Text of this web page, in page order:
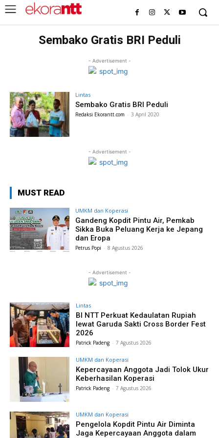
Sembako Gratis BRI Peduli
- Advertisement -
Lintas
Sembako Gratis BRI Peduli
Redaksi Ekorantt.com - 3 April 2020
- Advertisement -
MUST READ
UMKM dan Koperasi
Gandeng Kopdit Pintu Air, Pemkab
Sikka Buka Peluang Kerja ke Jepang
dan Eropa
Petrus Popi - 8 Agustus 2026
- Advertisement -
Lintas
BI NTT Perkuat Kedaulatan Rupiah
lewat Garuda Sakti Cross Border Fest
2026
Patrick Padeng - 7 Agustus 2026
UMKM dan Koperasi
Kepercayaan Anggota Jadi Tolok Ukur
Keberhasilan Koperasi
Patrick Padeng - 7 Agustus 2026
UMKM dan Koperasi
Pengelola Kopdit Pintu Air Diminta
Jaga Kepercayaan Anggota dalam